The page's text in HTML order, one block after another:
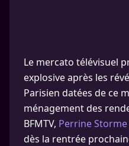
Le mercato télévisuel
explosive après les
Parisien datées de ce
ménagement des
BFMTV, Perrine
dès la rentrée